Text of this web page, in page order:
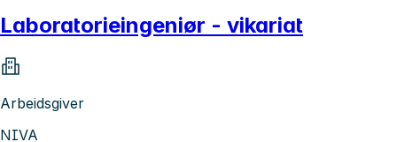
Laboratorieingeniør - vikariat
Arbeidsgiver
NIVA